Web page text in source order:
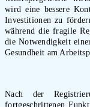
wird eine bessere
Investitionen zu
während die fragile
die Notwendigkeit
Gesundheit am
Nach der
fortgeschrittenen